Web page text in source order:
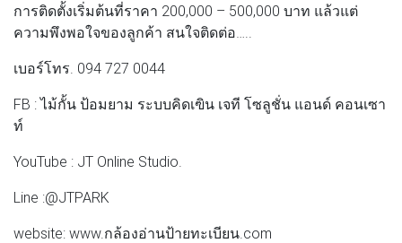
การติดตั้งเริ่มต้นที่ราคา 200,000 – 500,000 บาท แล้วแต่
ความพึงพอใจของลูกค้า สนใจติดต่อ…..
เบอร์โทร. 094 727 0044
FB : ไม้กั้น ป้อมยาม ระบบคิดเฃิน เจที โซลูชั่น แอนด์ คอนเซา
ท์
YouTube : JT Online Studio.
Line :@JTPARK
website: www.กล้องอ่านป้ายทะเบียน.com